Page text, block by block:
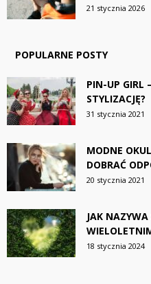
21 stycznia 2026
POPULARNE POSTY
PIN-UP GIRL
STYLIZACJĘ?
31 stycznia 2021
MODNE
DOBRAĆ
20 stycznia 2021
JAK
18 stycznia 2024